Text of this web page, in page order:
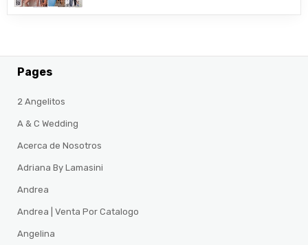
Pages
2 Angelitos
A & C Wedding
Acerca de Nosotros
Adriana By Lamasini
Andrea
Andrea | Venta Por Catalogo
Angelina